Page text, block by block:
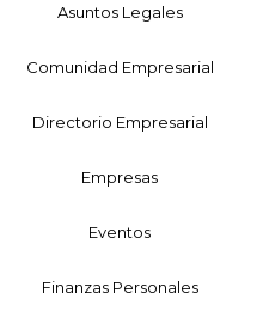
Asuntos Legales
Comunidad Empresarial
Directorio Empresarial
Empresas
Eventos
Finanzas Personales